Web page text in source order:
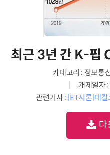
최근 3년 간 K-핍
카테고리 : 정보통신
개제일자
관련기사 : [ET시론]데칼
다